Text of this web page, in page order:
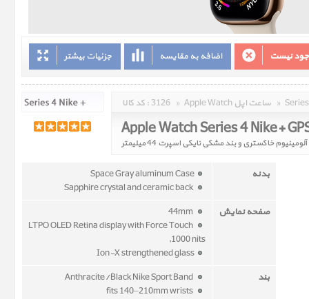
جزئیات بیشتر اضافه به مقایسه نیست
کد کالا : 3126 » Apple Watch ساعت اپل »
بدنه
Space Gray aluminum Case
صفحه نمایش
LTPO OLED Retina display with Force Touch
,1000 nits
Ion-X strengthened glass
بند